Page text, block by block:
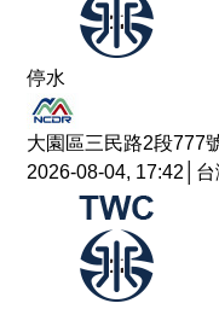
停水
大園區三民路2段777
2026-08-04, 17:42│台